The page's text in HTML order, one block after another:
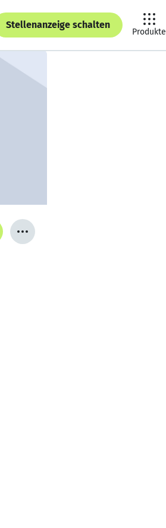
Stellenanzeige schalten
Produkte